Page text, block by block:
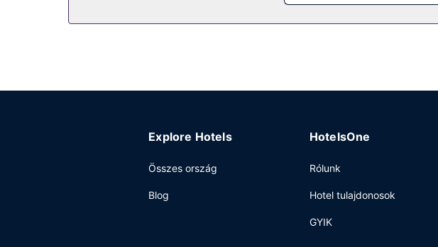
Explore Hotels
Összes ország
Blog
HotelsOne
Rólunk
Hotel tulajdonosok
GYIK